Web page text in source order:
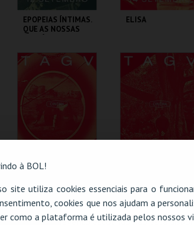
à BOL!
site utiliza cookies essenciais para o
cookies que nos ajudam a
como a plataforma é utilizada pelos nossos
EPOPEIAS ÍNTIMAS.
QUE AS NOSSAS
PAISAGENS ÉPICAS
TAGV
ELISA
TAGV
OS RESPIGADORES
TAGV TAGV
O evento escolhido não está